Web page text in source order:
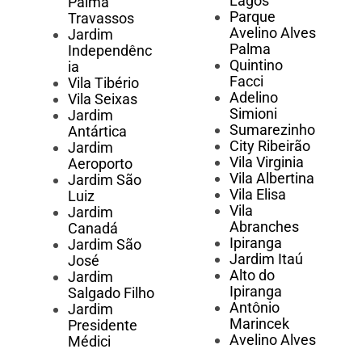
Travassos
Jardim
Independênc
ia
Vila Tibério
Vila Seixas
Jardim
Antártica
Jardim
Aeroporto
Jardim São
Luiz
Jardim
Canadá
Jardim São
José
Jardim
Salgado Filho
Jardim
Presidente
Médici
Parque
Avelino Alves
Palma
Quintino
Facci
Adelino
Simioni
Sumarezinho
City Ribeirão
Vila Virginia
Vila Albertina
Vila Elisa
Vila
Abranches
Ipiranga
Jardim Itaú
Alto do
Ipiranga
Antônio
Marincek
Avelino Alves